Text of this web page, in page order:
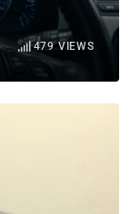
479VIEWS